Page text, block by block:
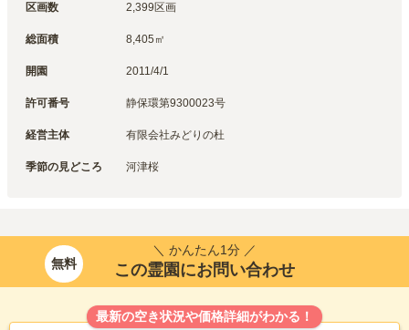
区画数 2,399区画
総面積 8,405㎡
開園 2011/4/1
許可番号 静保環第9300023号
経営主体 有限会社みどりの杜
季節の見どころ 河津桜
無料
＼ かんたん1分 ／
この霊園にお問い合わせ
最新の空き状況や価格詳細がわかる！